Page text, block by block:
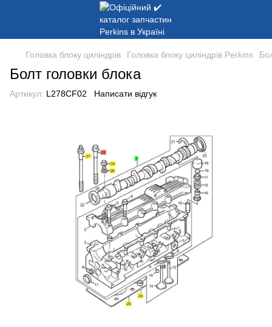
Головка блоку циліндрів Головка блоку циліндрів Perkins
Болт головки блока
Артикул: L278CF02 Написати відгук